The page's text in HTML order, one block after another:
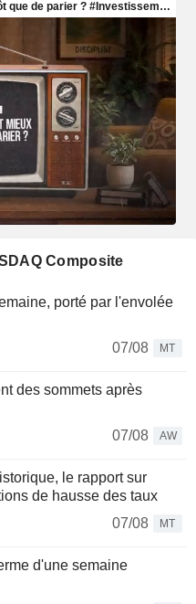
Composite
porté par l'envolée
07/08
MT
des sommets après
07/08
AW
le rapport sur
de hausse des taux
07/08
MT
d'une semaine